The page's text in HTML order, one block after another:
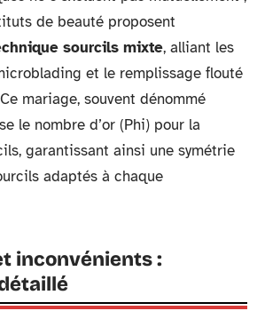
de beauté proposent
sourcils mixte, alliant les
et le remplissage flouté
mariage, souvent dénommé
le nombre d’or (Phi) pour la
garantissant ainsi une symétrie
adaptés à chaque
inconvénients :